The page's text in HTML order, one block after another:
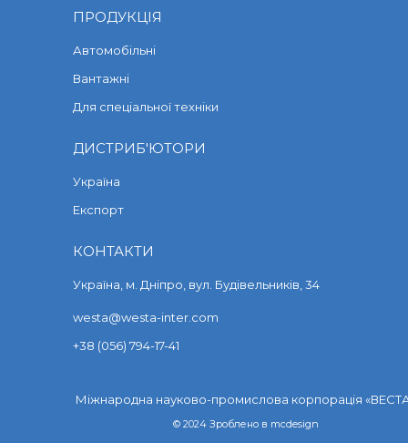
ПРОДУКЦІЯ
Автомобільні
Вантажні
Для спеціальної техніки
ДИСТРИБ'ЮТОРИ
Україна
Експорт
КОНТАКТИ
Україна, м. Дніпро, вул. Будівельників, 34
westa@westa-inter.com
+38 (056) 794-17-41
Міжнародна науково-промислова корпорація
© 2024 Зроблено в mcdesign